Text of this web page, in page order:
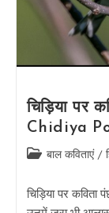
चिड़िया पर
Chidiya
Post बाल कविताएं /
चिड़िया पर